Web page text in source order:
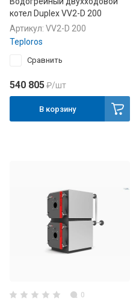
котел Duplex VV2-D 200
Артикул: VV2-D 200
Teploros
Сравнить
540 805₽/шт
В корзину
0